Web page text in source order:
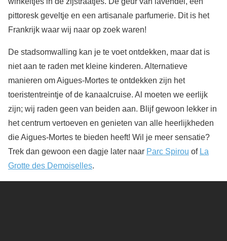
pittoresk geveltje en een artisanale parfumerie. Dit is het
Frankrijk waar wij naar op zoek waren!
De stadsomwalling kan je te voet ontdekken, maar dat is
niet aan te raden met kleine kinderen. Alternatieve
manieren om Aigues-Mortes te ontdekken zijn het
toeristentreintje of de kanaalcruise. Al moeten we eerlijk
zijn; wij raden geen van beiden aan. Blijf gewoon lekker in
het centrum vertoeven en genieten van alle heerlijkheden
die Aigues-Mortes te bieden heeft! Wil je meer sensatie?
Trek dan gewoon een dagje later naar Parc Spirou of La
Grotte des Demoiselles.